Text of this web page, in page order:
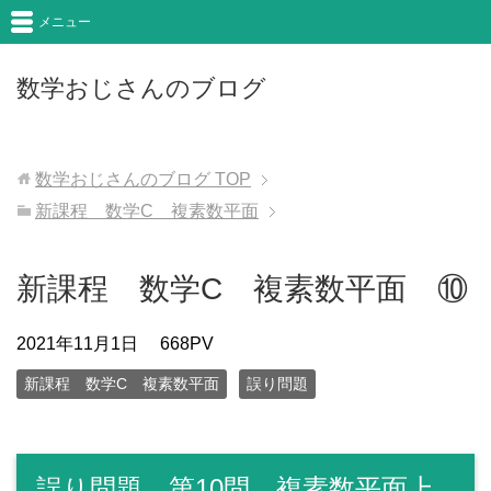
数学おじさんのブログ
メニュー
数学おじさんのブログ TOP
新課程 数学C 複素数平面
新課程 数学C 複素数平面 ⑩
2021年11月1日 668PV
新課程 数学C 複素数平面 誤り問題